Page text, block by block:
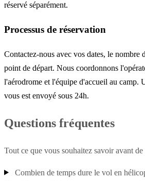
réservé séparément.
Processus de réservation
Contactez-nous avec vos dates, le nombre
point de départ. Nous coordonnons
l'aérodrome et l'équipe d'accueil au camp.
vous est envoyé sous 24h.
Questions fréquentes
Tout ce que vous souhaitez savoir avant
Combien de temps dure le vol en